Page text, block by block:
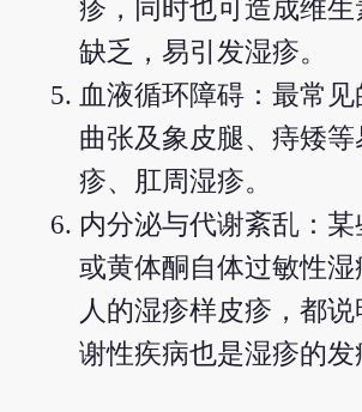
疹，同时也可造成维生
缺乏，易引发湿疹。
血液循环障碍：最常
曲张及象皮腿、痔矮
疹、肛周湿疹。
内分泌与代谢紊乱：
或黄体酮自体过敏性
人的湿疹样皮疹，都
谢性疾病也是湿疹的发